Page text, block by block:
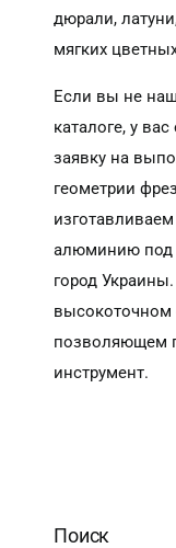
дюрали,
мягких
Если вы не
каталоге, у
заявку на
геометрии
алюминию под
город
высокоточном
позволяющем
инструмент.
Поиск